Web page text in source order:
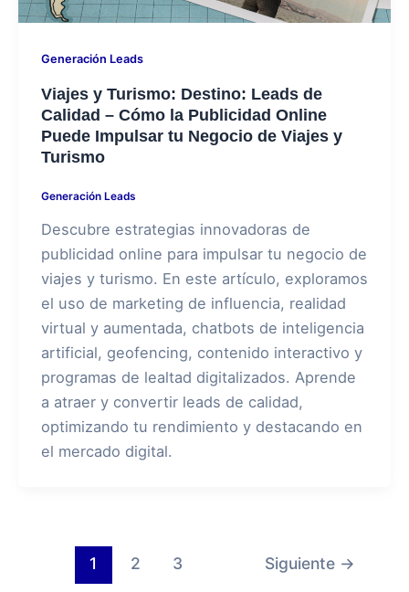
Generación Leads
Viajes y Turismo: Destino: Leads de
Calidad – Cómo la Publicidad Online
Puede Impulsar tu Negocio de Viajes y
Turismo
Generación Leads
Descubre estrategias innovadoras de
publicidad online para impulsar tu negocio de
viajes y turismo. En este artículo, exploramos
el uso de marketing de influencia, realidad
virtual y aumentada, chatbots de inteligencia
artificial, geofencing, contenido interactivo y
programas de lealtad digitalizados. Aprende
a atraer y convertir leads de calidad,
optimizando tu rendimiento y destacando en
el mercado digital.
1 2 3 Siguiente →